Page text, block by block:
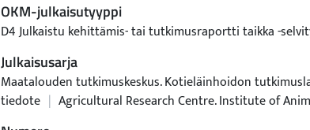
OKM-julkaisutyyppi
D4 Julkaistu kehittämis- tai tutkimusraportti taikka -
Julkaisusarja
Maatalouden tutkimuskeskus. Kotieläinhoidon
tiedote | Agricultural Research Centre. Institute of